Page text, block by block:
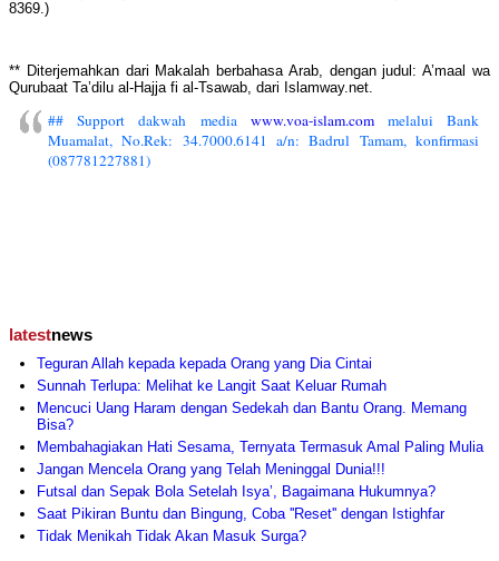
8369.)
** Diterjemahkan dari Makalah berbahasa Arab, dengan judul: A’maal wa
Qurubaat Ta’dilu al-Hajja fi al-Tsawab, dari Islamway.net.
## Support dakwah media www.voa-islam.commelalui Bank
Muamalat, No.Rek: 34.7000.6141 a/n: Badrul Tamam, konfirmasi
(087781227881)
latestnews
Teguran Allah kepada kepada Orang yang Dia Cintai
Sunnah Terlupa: Melihat ke Langit Saat Keluar Rumah
Mencuci Uang Haram dengan Sedekah dan Bantu Orang. Memang
Bisa?
Membahagiakan Hati Sesama, Ternyata Termasuk Amal Paling Mulia
Jangan Mencela Orang yang Telah Meninggal Dunia!!!
Futsal dan Sepak Bola Setelah Isya’, Bagaimana Hukumnya?
Saat Pikiran Buntu dan Bingung, Coba ''Reset'' dengan Istighfar
Tidak Menikah Tidak Akan Masuk Surga?